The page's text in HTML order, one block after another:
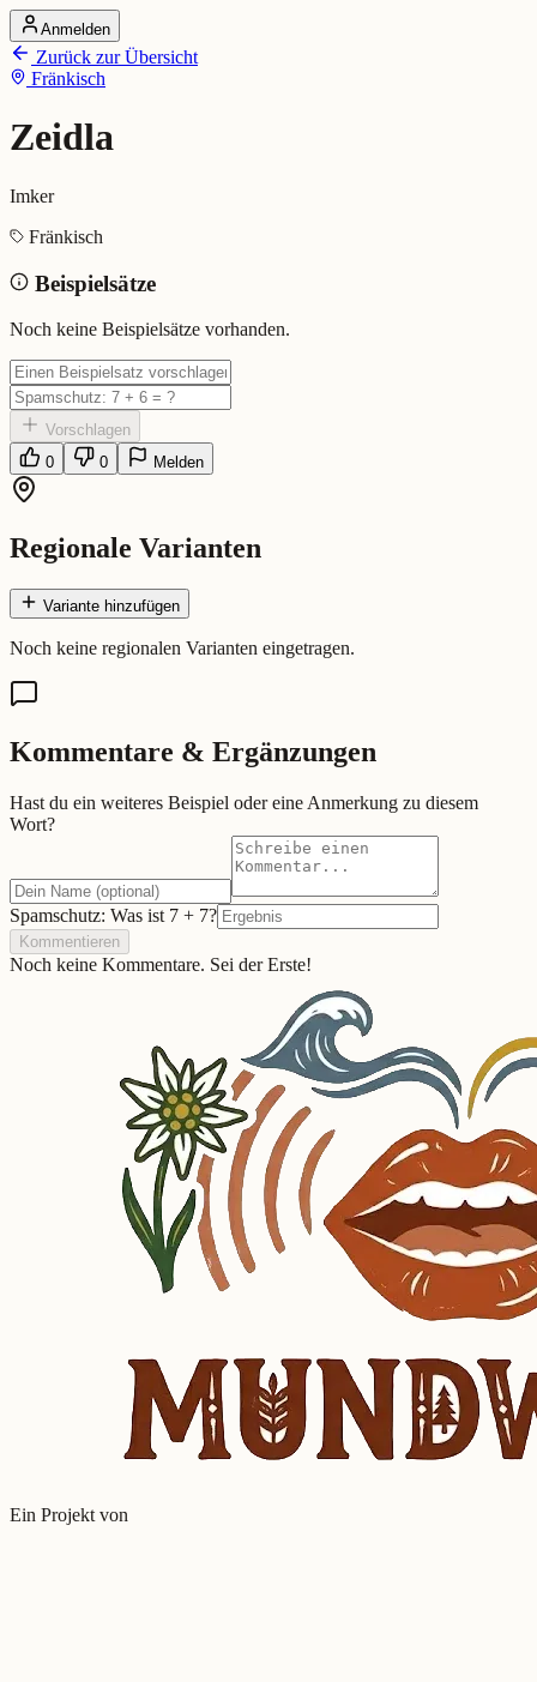
Startseite
Alle Dialekte
Dialekte vergleichen
Dialekt-Karte
Ranking
Zeidla (Fränkisch)
Bedeutung: Imker
Eingereicht von: Mundwerk Team
Anmelden
Zurück zur Übersicht
Fränkisch
Zeidla
Imker
Fränkisch
Beispielsätze
Noch keine Beispielsätze vorhanden.
Vorschlagen
0
0 Melden
Regionale Varianten
Variante hinzufügen
Noch keine regionalen Varianten eingetragen.
Kommentare & Ergänzungen
Hast du ein weiteres Beispiel oder eine Anmerkung zu diesem
Wort?
Spamschutz: Was ist 7 + 7?
Kommentieren
Noch keine Kommentare. Sei der Erste!
Ein Projekt von